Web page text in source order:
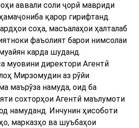
аввали соли ҷорӣ мавриди
қарор гирифтанд.
соҳа, масъалаҳои ҳалталаб
фаъолият барои нимсолаи
карда шуданд.
муовини директори Агентӣ
Мирзомудин аз рӯйи
маърӯза намуда, оид ба
сохторҳои Агентӣ маълумоти
намуданд. Инчунин ҳисоботи
марказҳо ва шуъбаҳои